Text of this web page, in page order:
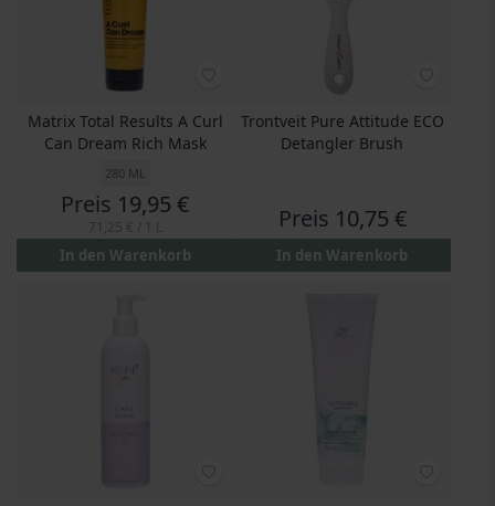
Matrix Total Results A Curl
Can Dream Rich Mask
280 ML
Preis 19,95 €
In den Warenkorb
Trontveit Pure Attitude ECO
Detangler Brush
Preis 10,75 €
In den Warenkorb